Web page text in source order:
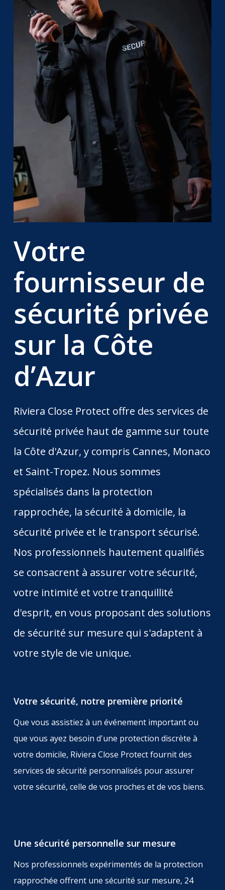
Votre
fournisseur de
sécurité privée
sur la Côte
d’Azur
Riviera Close Protect offre des services de
sécurité privée haut de gamme sur toute
la Côte d'Azur, y compris Cannes, Monaco
et Saint-Tropez. Nous sommes
spécialisés dans la protection
rapprochée, la sécurité à domicile, la
sécurité privée et le transport sécurisé.
Nos professionnels hautement qualifiés
se consacrent à assurer votre sécurité,
votre intimité et votre tranquillité
d'esprit, en vous proposant des solutions
de sécurité sur mesure qui s'adaptent à
votre style de vie unique.
Votre sécurité, notre première priorité
Que vous assistiez à un événement important ou
que vous ayez besoin d'une protection discrète à
votre domicile, Riviera Close Protect fournit des
services de sécurité personnalisés pour assurer
votre sécurité, celle de vos proches et de vos biens.
Une sécurité personnelle sur mesure
Nos professionnels expérimentés de la protection
rapprochée offrent une sécurité sur mesure, 24